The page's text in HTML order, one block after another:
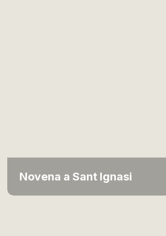
Novena a Sant Ignasi